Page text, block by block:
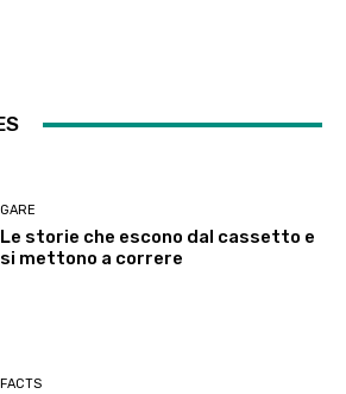
GARE
Le storie che escono dal cassetto e
si mettono a correre
FACTS